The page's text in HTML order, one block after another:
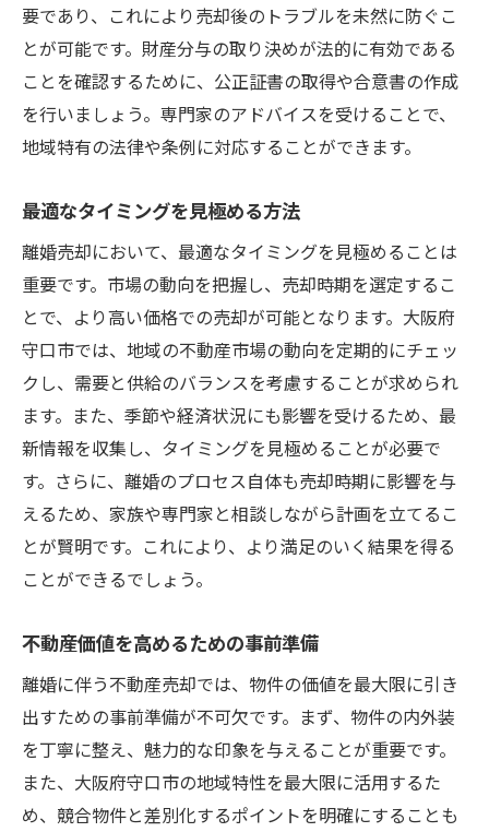
市場動向を読み解くためのデータ活用
地元住民からのフィードバックを得る方法
離婚売却でよくある質問への解答: 大阪府守口市
での実例から学ぶ
法律的な手続きに関するよくある質問
売却活動における一般的な課題とその対応
策
離婚後の資産分割についての質問
地元での売却に特有なFAQ
実例を通して得られた知見の共有
専門家が語る大阪府守口市における離婚売却の
ステップガイド
売却の全体像と各ステップの解説
プロフェッショナルなサポートを活用する
方法
交渉力を高めるための準備
ステップごとの時間管理と効率化
専門家のアプローチから学ぶ成功事例
大阪府守口市での離婚売却を円滑に進めるコツ
と注意点
売却プロセスにおける共通の障害とその対
要であり、これにより売却後のトラブルを未然に防ぐこ
とが可能です。財産分与の取り決めが法的に有効である
ことを確認するために、公正証書の取得や合意書の作成
を行いましょう。専門家のアドバイスを受けることで、
地域特有の法律や条例に対応することができます。
最適なタイミングを見極める方法
離婚売却において、最適なタイミングを見極めることは
重要です。市場の動向を把握し、売却時期を選定するこ
とで、より高い価格での売却が可能となります。大阪府
守口市では、地域の不動産市場の動向を定期的にチェッ
クし、需要と供給のバランスを考慮することが求められ
ます。また、季節や経済状況にも影響を受けるため、最
新情報を収集し、タイミングを見極めることが必要で
す。さらに、離婚のプロセス自体も売却時期に影響を与
えるため、家族や専門家と相談しながら計画を立てるこ
とが賢明です。これにより、より満足のいく結果を得る
ことができるでしょう。
不動産価値を高めるための事前準備
離婚に伴う不動産売却では、物件の価値を最大限に引き
出すための事前準備が不可欠です。まず、物件の内外装
を丁寧に整え、魅力的な印象を与えることが重要です。
また、大阪府守口市の地域特性を最大限に活用するた
め、競合物件と差別化するポイントを明確にすることも